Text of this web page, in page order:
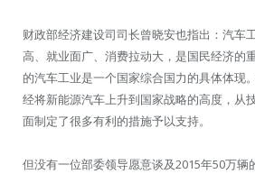
财政部经济建设司司长曾晓安也指出：汽车
高、就业面广、消费拉动大，是国民经济的
的汽车工业是一个国家综合国力的具体体现
经将新能源汽车上升到国家战略的高度，从
面制定了很多有利的措施予以支持。
但没有一位部委领导愿意谈及2015年50万辆